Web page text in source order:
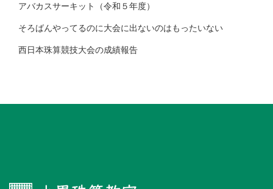
アバカスサーキット（令和５年度）
そろばんやってるのに大会に出ないのはもったいない
西日本珠算競技大会の成績報告